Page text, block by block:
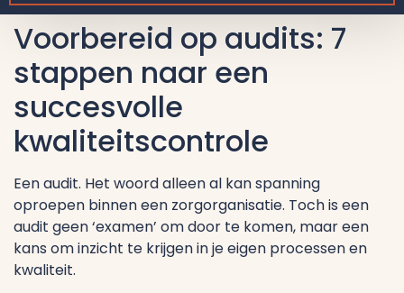
Voorbereid op audits: 7
stappen naar een
succesvolle
kwaliteitscontrole
Een audit. Het woord alleen al kan spanning
oproepen binnen een zorgorganisatie. Toch is een
audit geen ‘examen’ om door te komen, maar een
kans om inzicht te krijgen in je eigen processen en
kwaliteit.